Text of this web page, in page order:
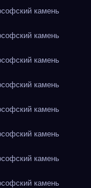
камень
камень
камень
камень
камень
камень
камень
камень